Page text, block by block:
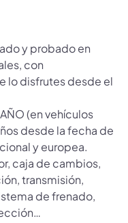
y probado en
con
lo disfrutes desde el
(en vehículos
desde la fecha de
y europea.
caja de cambios,
transmisión,
de frenado,